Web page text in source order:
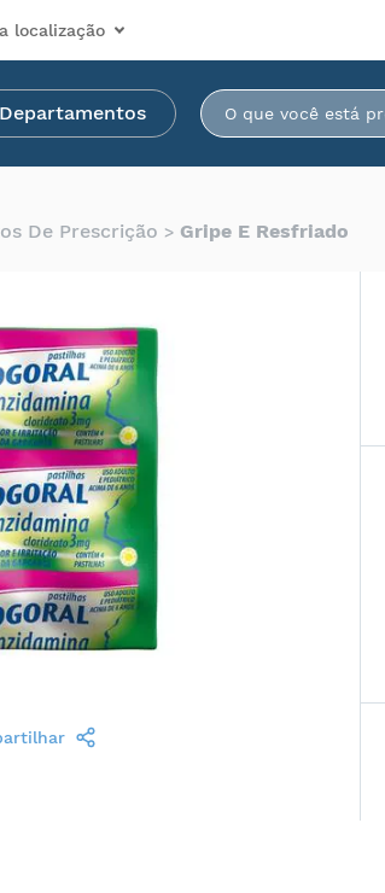
localização
Departamentos
De Prescrição Gripe E Resfriado